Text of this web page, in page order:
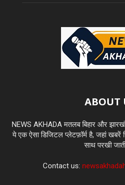
ABOUT
NEWS AKHADA मतलब बिहार और
ये एक ऐसा डिजिटल प्लेटफ़ॉर्म है, जहां खबरें
साथ परखी
Contact us: